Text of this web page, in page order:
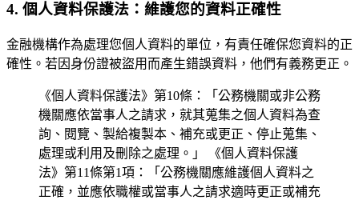
4. 個人資料保護法：維護您的資料正確性
金融機構作為處理您個人資料的單位，有責任確保您資料的正
確性。若因身份證被盜用而產生錯誤資料，他們有義務更正。
《個人資料保護法》第10條：「公務機關或非公務
機關應依當事人之請求，就其蒐集之個人資料為查
詢、閱覽、製給複製本、補充或更正、停止蒐集、
處理或利用及刪除之處理。」 《個人資料保護
法》第11條第1項：「公務機關應維護個人資料之
正確，並應依職權或當事人之請求適時更正或補充